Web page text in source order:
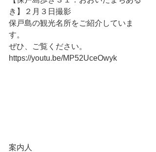
き】２月３日撮影
保戸島の観光名所をご紹介していま
す。
ぜひ、ご覧ください。
https://youtu.be/MP52UceOwyk
案内人